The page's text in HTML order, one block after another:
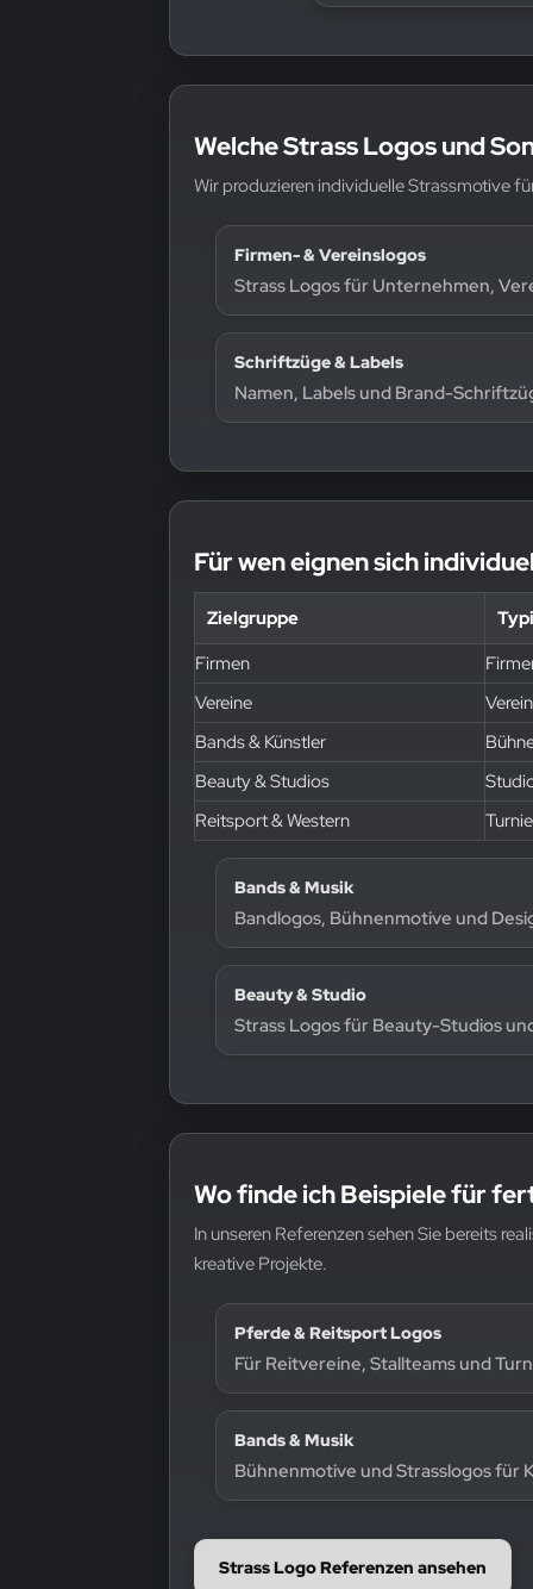
Welche Strass Logos und
Wir produzieren individuelle Strassmotive
Firmen- & Vereinslogos
Strass Logos für Unternehmen,
Schriftzüge & Labels
Namen, Labels und Brand-
Für wen eignen sich
Zielgruppe
Firmen
Vereine
Bands & Künstler
Beauty & Studios
Reitsport & Western
Bands & Musik
Bandlogos, Bühnenmotive und
Beauty & Studio
Strass Logos für Beauty-Studios
Wo finde ich Beispiele für
In unseren Referenzen sehen Sie bereits
kreative Projekte.
Pferde & Reitsport Logos
Für Reitvereine, Stallteams und
Bands & Musik
Bühnenmotive und Strasslogos für
Strass Logo Referenzen ansehen